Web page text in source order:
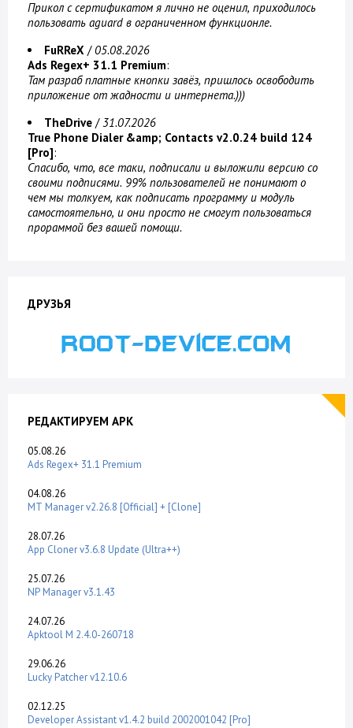
Прикол с сертификатом я лично не оценил, приходилось
пользовать aguard в ограниченном функционле.
FuRReX /05.08.2026
Ads Regex+ 31.1 Premium:
Там разраб платные кнопки завёз, пришлось освободить
приложение от жадности и интернета.)))
TheDrive /31.07.2026
True Phone Dialer &amp; Contacts v2.0.24 build 124
[Pro]:
Спасибо, что, все таки, подписали и выложили версию со
своими подписями. 99% пользователей не понимают о
чем мы толкуем, как подписать программу и модуль
самостоятельно, и они просто не смогут пользоваться
прораммой без вашей помощи.
ДРУЗЬЯ
РЕДАКТИРУЕМ APK
05.08.26
Ads Regex+ 31.1 Premium
04.08.26
MT Manager v2.26.8 [Official] + [Clone]
28.07.26
App Cloner v3.6.8 Update (Ultra++)
25.07.26
NP Manager v3.1.43
24.07.26
Apktool M 2.4.0-260718
29.06.26
Lucky Patcher v12.10.6
02.12.25
Developer Assistant v1.4.2 build 2002001042 [Pro]